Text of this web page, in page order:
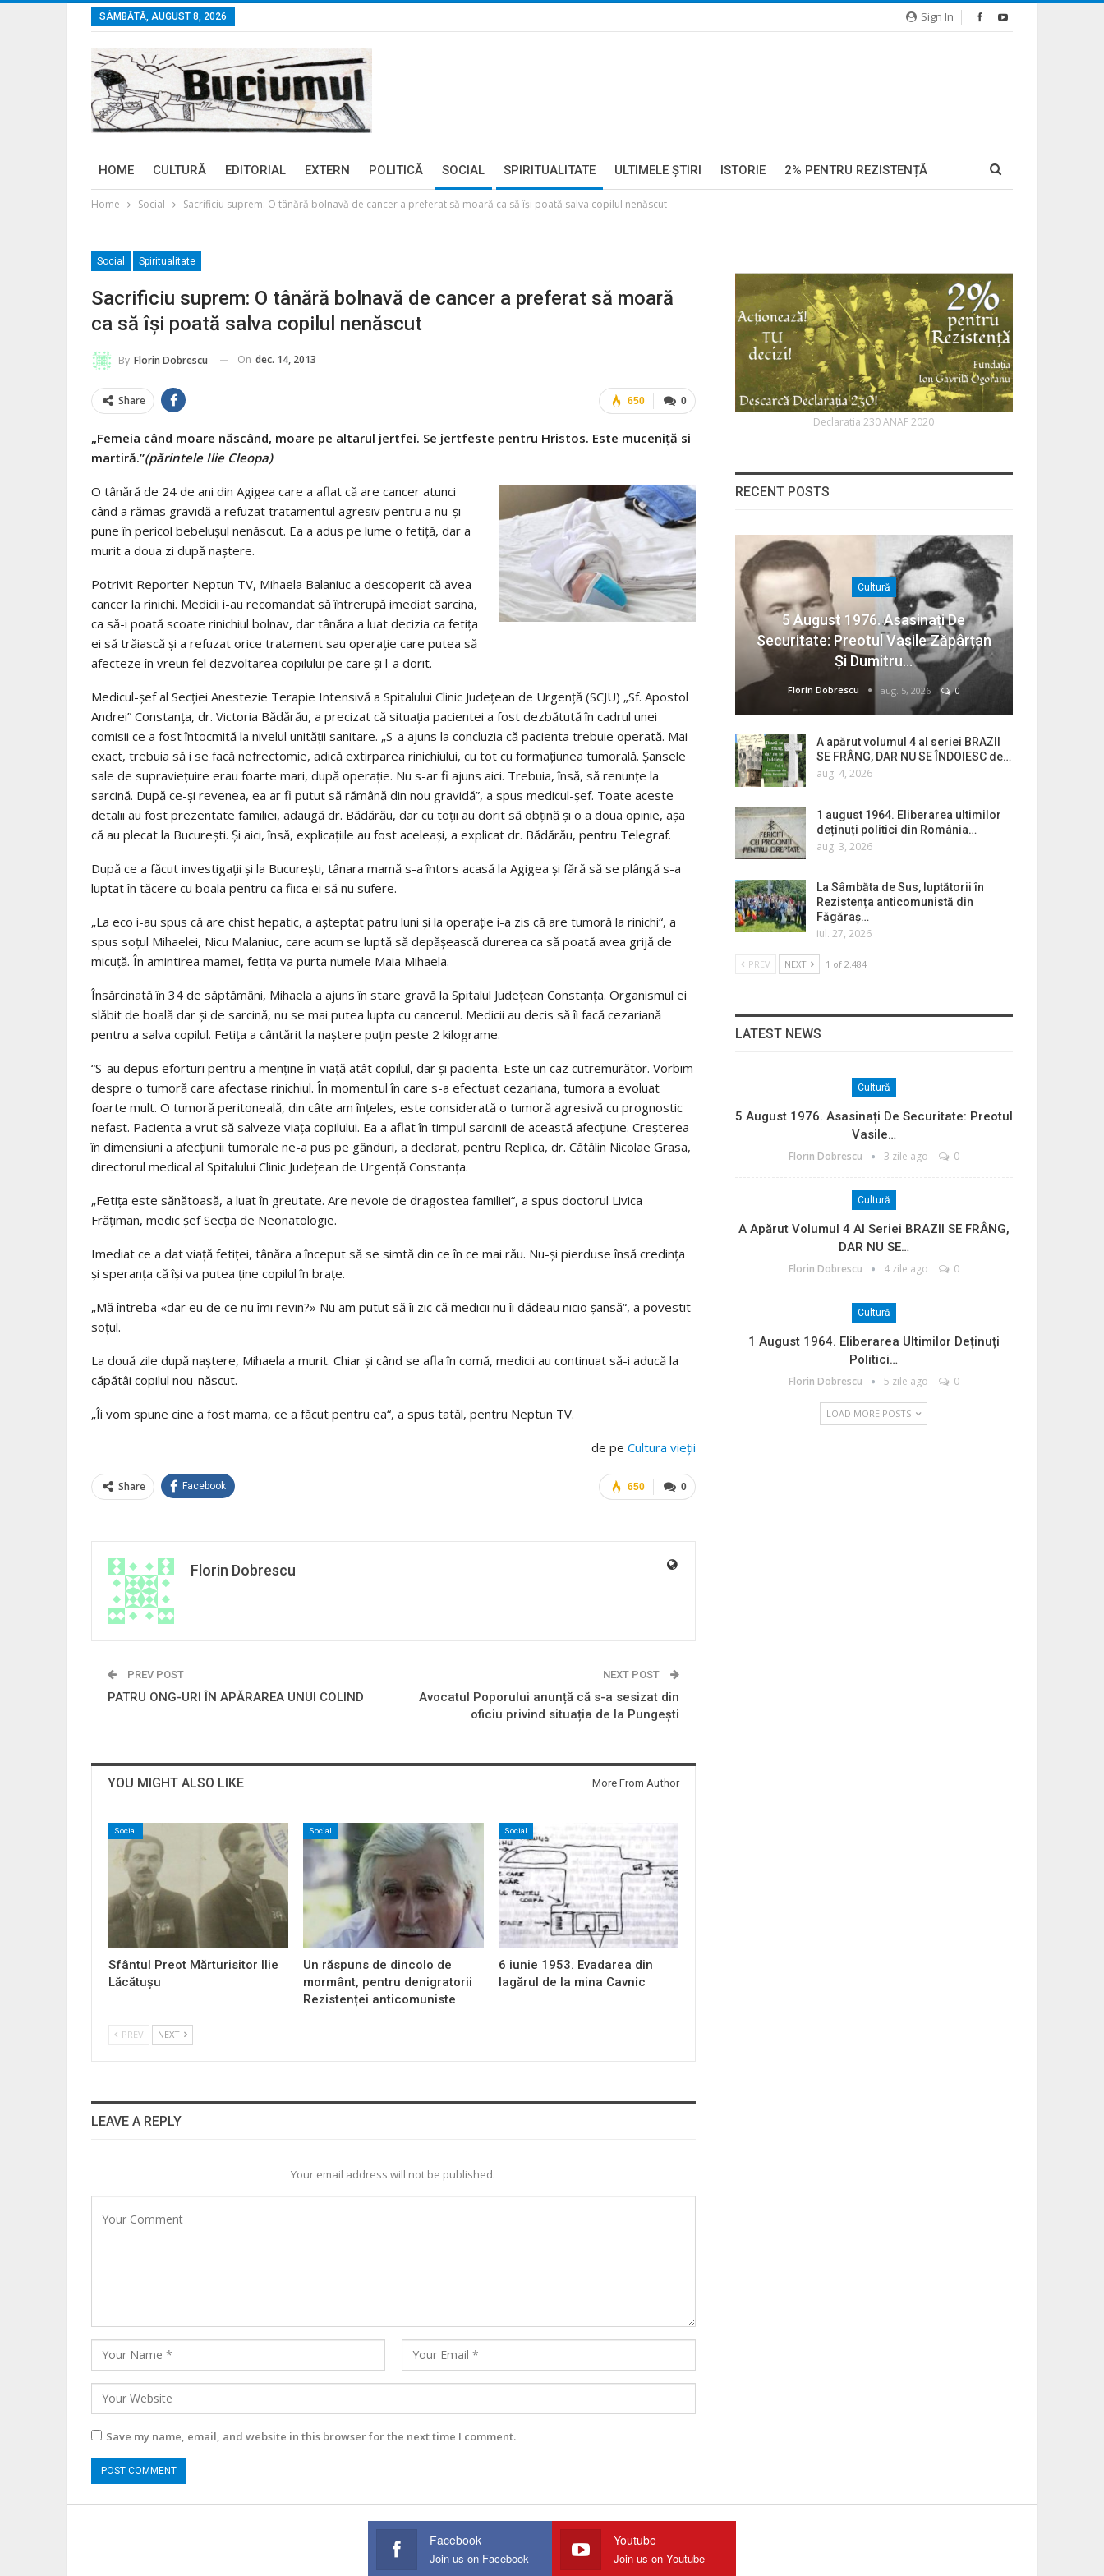
Sign In
SÂMBĂTĂ, AUGUST 8, 2026
HOME CULTURĂ EDITORIAL EXTERN POLITICĂ SOCIAL SPIRITUALITATE ULTIMELE ŞTIRI ISTORIE 2% PENTRU REZISTENȚĂ
Home Social Sacrificiu suprem: O tânără bolnavă de cancer a preferat să moară ca să își poată salva copilul nenăscut
Social Spiritualitate
Sacrificiu suprem: O tânără bolnavă de cancer a preferat să moară
ca să își poată salva copilul nenăscut
By Florin Dobrescu On dec. 14, 2013
0
650
Share
„Femeia când moare născând, moare pe altarul jertfei. Se jertfeste pentru Hristos. Este muceniță si
martiră.”(părintele Ilie Cleopa)
O tânără de 24 de ani din Agigea care a aflat că are cancer atunci
când a rămas gravidă a refuzat tratamentul agresiv pentru a nu-şi
pune în pericol bebeluşul nenăscut. Ea a adus pe lume o fetiţă, dar a
murit a doua zi după naştere.
Potrivit Reporter Neptun TV, Mihaela Balaniuc a descoperit că avea
cancer la rinichi. Medicii i-au recomandat să întrerupă imediat sarcina,
ca să-i poată scoate rinichiul bolnav, dar tânăra a luat decizia ca fetiţa
ei să trăiască şi a refuzat orice tratament sau operație care putea să
afecteze în vreun fel dezvoltarea copilului pe care și l-a dorit.
Medicul-şef al Secţiei Anestezie Terapie Intensivă a Spitalului Clinic Judeţean de Urgenţă (SCJU) „Sf. Apostol
Andrei” Constanţa, dr. Victoria Bădărău, a precizat că situaţia pacientei a fost dezbătută în cadrul unei
comisii ce a fost întocmită la nivelul unităţii sanitare. „S-a ajuns la concluzia că pacienta trebuie operată. Mai
exact, trebuia să i se facă nefrectomie, adică extirparea rinichiului, cu tot cu formaţiunea tumorală. Şansele
sale de supravieţuire erau foarte mari, după operaţie. Nu s-ar fi ajuns aici. Trebuia, însă, să renunţe la
sarcină. După ce-şi revenea, ea ar fi putut să rămână din nou gravidă”, a spus medicul-şef. Toate aceste
detalii au fost prezentate familiei, adaugă dr. Bădărău, dar cu toţii au dorit să obţină şi o a doua opinie, aşa
că au plecat la Bucureşti. Şi aici, însă, explicaţiile au fost aceleaşi, a explicat dr. Bădărău, pentru Telegraf.
După ce a făcut investigaţii şi la Bucureşti, tânara mamă s-a întors acasă la Agigea şi fără să se plângă s-a
luptat în tăcere cu boala pentru ca fiica ei să nu sufere.
„La eco i-au spus că are chist hepatic, a așteptat patru luni și la operație i-a zis că are tumoră la rinichi“, a
spus soțul Mihaelei, Nicu Malaniuc, care acum se luptă să depăşească durerea ca să poată avea grijă de
micuţă. În amintirea mamei, fetița va purta numele Maia Mihaela.
Însărcinată în 34 de săptămâni, Mihaela a ajuns în stare gravă la Spitalul Județean Constanța. Organismul ei
slăbit de boală dar și de sarcină, nu se mai putea lupta cu cancerul. Medicii au decis să îi facă cezariană
pentru a salva copilul. Fetiţa a cântărit la naştere puțin peste 2 kilograme.
“S-au depus eforturi pentru a menţine în viaţă atât copilul, dar şi pacienta. Este un caz cutremurător. Vorbim
despre o tumoră care afectase rinichiul. În momentul în care s-a efectuat cezariana, tumora a evoluat
foarte mult. O tumoră peritoneală, din câte am înţeles, este considerată o tumoră agresivă cu prognostic
nefast. Pacienta a vrut să salveze viaţa copilului. Ea a aflat în timpul sarcinii de această afecţiune. Creşterea
în dimensiuni a afecţiunii tumorale ne-a pus pe gânduri, a declarat, pentru Replica, dr. Cătălin Nicolae Grasa,
directorul medical al Spitalului Clinic Judeţean de Urgenţă Constanţa.
„Fetița este sănătoasă, a luat în greutate. Are nevoie de dragostea familiei“, a spus doctorul Livica
Frățiman, medic șef Secția de Neonatologie.
Imediat ce a dat viață fetiței, tânăra a început să se simtă din ce în ce mai rău. Nu-şi pierduse însă credinţa
şi speranţa că îşi va putea ţine copilul în braţe.
„Mă întreba «dar eu de ce nu îmi revin?» Nu am putut să îi zic că medicii nu îi dădeau nicio șansă“, a povestit
soțul.
La două zile după naștere, Mihaela a murit. Chiar și când se afla în comă, medicii au continuat să-i aducă la
căpătâi copilul nou-născut.
„Îi vom spune cine a fost mama, ce a făcut pentru ea“, a spus tatăl, pentru Neptun TV.
de pe Cultura vieţii
0
650
Share Facebook
Florin Dobrescu
PREV POST
PATRU ONG-URI ÎN APĂRAREA UNUI COLIND
NEXT POST
Avocatul Poporului anunță că s-a sesizat din
oficiu privind situația de la Pungești
YOU MIGHT ALSO LIKE More From Author
Social
Sfântul Preot Mărturisitor Ilie
Lăcătușu
Social
Un răspuns de dincolo de
mormânt, pentru denigratorii
Rezistenței anticomuniste
Social
6 iunie 1953. Evadarea din
lagărul de la mina Cavnic
PREV NEXT
LEAVE A REPLY
Your email address will not be published.
Save my name, email, and website in this browser for the next time I comment.
Declaratia 230 ANAF 2020
RECENT POSTS
Cultură
5 August 1976. Asasinați De
Securitate: Preotul Vasile Zăpârțan
Și Dumitru…
Florin Dobrescu aug. 5, 2026 0
A apărut volumul 4 al seriei BRAZII
SE FRÂNG, DAR NU SE ÎNDOIESC de…
aug. 4, 2026
1 august 1964. Eliberarea ultimilor
deținuți politici din România…
aug. 3, 2026
La Sâmbăta de Sus, luptătorii în
Rezistența anticomunistă din
Făgăraș…
iul. 27, 2026
PREV NEXT 1 of 2.484
LATEST NEWS
Cultură
5 August 1976. Asasinați De Securitate: Preotul
Vasile…
Florin Dobrescu 3 zile ago 0
Cultură
A Apărut Volumul 4 Al Seriei BRAZII SE FRÂNG,
DAR NU SE…
Florin Dobrescu 4 zile ago 0
Cultură
1 August 1964. Eliberarea Ultimilor Deținuți
Politici…
Florin Dobrescu 5 zile ago 0
LOAD MORE POSTS
Facebook
Join us on Facebook
Youtube
Join us on Youtube